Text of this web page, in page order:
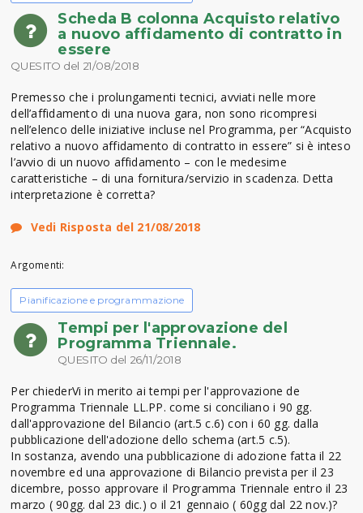
Scheda B colonna Acquisto relativo
a nuovo affidamento di contratto in
essere
QUESITO del 21/08/2018
Premesso che i prolungamenti tecnici, avviati nelle more
dell’affidamento di una nuova gara, non sono ricompresi
nell’elenco delle iniziative incluse nel Programma, per “Acquisto
relativo a nuovo affidamento di contratto in essere” si è inteso
l’avvio di un nuovo affidamento – con le medesime
caratteristiche – di una fornitura/servizio in scadenza. Detta
interpretazione è corretta?
Vedi Risposta del 21/08/2018
Argomenti:
Pianificazione e programmazione
Tempi per l'approvazione del
Programma Triennale.
QUESITO del 26/11/2018
Per chiederVi in merito ai tempi per l'approvazione de
Programma Triennale LL.PP. come si conciliano i 90 gg.
dall'approvazione del Bilancio (art.5 c.6) con i 60 gg. dalla
pubblicazione dell'adozione dello schema (art.5 c.5).
In sostanza, avendo una pubblicazione di adozione fatta il 22
novembre ed una approvazione di Bilancio prevista per il 23
dicembre, posso approvare il Programma Triennale entro il 23
marzo ( 90gg. dal 23 dic.) o il 21 gennaio ( 60gg dal 22 nov.)?